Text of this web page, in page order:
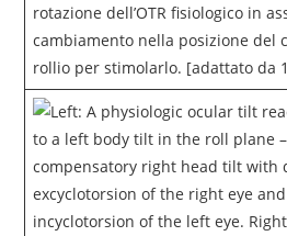
rotazione dell’OTR fisiologico in
cambiamento nella posizione del
rollio per stimolarlo. [adattato da